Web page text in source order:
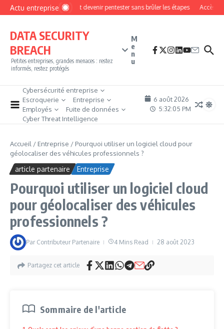
Aller au contenu
Actu entrepriseComment devenir pentester sans brûler les étapes Accès
DATA SECURITY
BREACH
Petites entreprises, grandes menaces : restez
informés, restez protégés
M
e
n
u
Cybersécurité entreprise
Escroquerie
Entreprise
Employés
Fuite de données
Cyber Threat Intelligence
6 août 2026
5:32:07 PM
Accueil / Entreprise / Pourquoi utiliser un logiciel cloud pour
géolocaliser des véhicules professionnels ?
article partenaire Entreprise
Pourquoi utiliser un logiciel cloud
pour géolocaliser des véhicules
professionnels ?
Par Contributeur Partenaire 4 Mins Read 28 août 2023
Partagez cet article
Sommaire de l'article